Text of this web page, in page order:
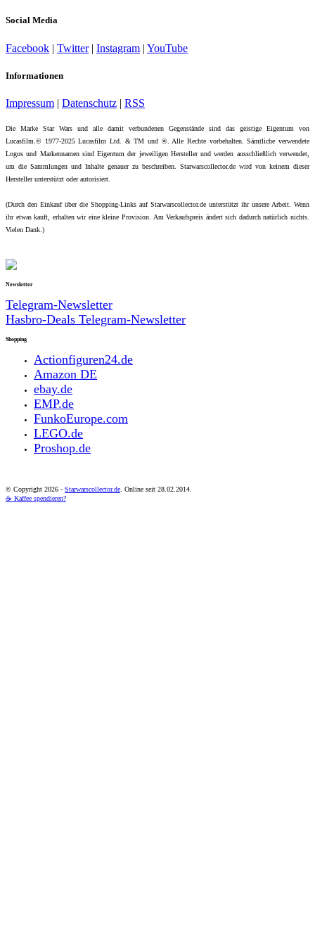
Social Media
Facebook | Twitter| Instagram | YouTube
Informationen
Impressum | Datenschutz | RSS
Die Marke Star Wars und alle damit verbundenen Gegenstände sind das geistige Eigentum von
Lucasfilm.© 1977-2025 Lucasfilm Ltd. & TM und ®. Alle Rechte vorbehalten. Sämtliche verwendete
Logos und Markennamen sind Eigentum der jeweiligen Hersteller und werden ausschließlich verwendet,
um die Sammlungen und Inhalte genauer zu beschreiben. Starwarscollector.de wird von keinem dieser
Hersteller unterstützt oder autorisiert.
(Durch den Einkauf über die Shopping-Links auf Starwarscollector.de unterstützt ihr unsere Arbeit. Wenn
ihr etwas kauft, erhalten wir eine kleine Provision. Am Verkaufspreis ändert sich dadurch natürlich nichts.
Vielen Dank.)
Newsletter
Telegram-Newsletter
Hasbro-Deals Telegram-Newsletter
Shopping
Actionfiguren24.de
Amazon DE
ebay.de
EMP.de
FunkoEurope.com
LEGO.de
Proshop.de
© Copyright 2026 - Starwarscollector.de. Online seit 28.02.2014.
☕ Kaffee spendieren?